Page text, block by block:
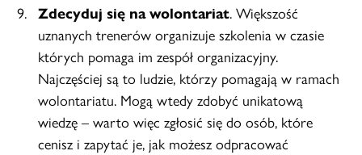
Zdecyduj się na wolontariat. Większość
uznanych trenerów organizuje szkolenia w czasie
których pomaga im zespół organizacyjny.
Najczęściej są to ludzie, którzy pomagają w ramach
wolontariatu. Mogą wtedy zdobyć unikatową
wiedzę – warto więc zgłosić się do osób, które
cenisz i zapytać je, jak możesz odpracować